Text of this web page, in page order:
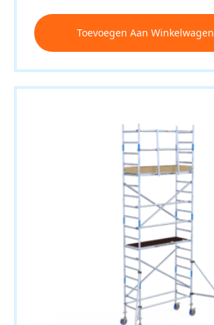
Toevoegen Aan Winkelwagen